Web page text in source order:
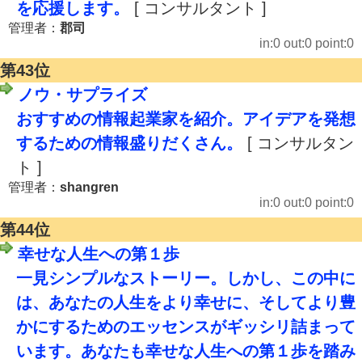
を応援します。
[ コンサルタント ]
管理者： 郡司
in:0 out:0 point:0
第43位
ノウ・サプライズ
おすすめの情報起業家を紹介。アイデアを発想
するための情報盛りだくさん。
[ コンサルタン
ト ]
管理者： shangren
in:0 out:0 point:0
第44位
幸せな人生への第１歩
一見シンプルなストーリー。しかし、この中に
は、あなたの人生をより幸せに、そしてより豊
かにするためのエッセンスがギッシリ詰まって
います。あなたも幸せな人生への第１歩を踏み